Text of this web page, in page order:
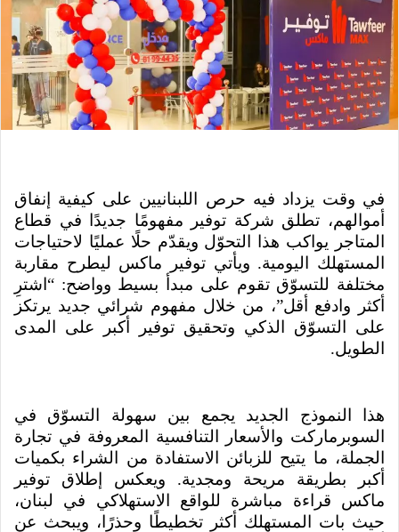
في وقت يزداد فيه حرص اللبنانيين على كيفية إنفاق
أموالهم، تطلق شركة توفير مفهومًا جديدًا في قطاع
المتاجر يواكب هذا التحوّل ويقدّم حلًا عمليًا لاحتياجات
المستهلك اليومية. ويأتي توفير ماكس ليطرح مقاربة
مختلفة للتسوّق تقوم على مبدأ بسيط وواضح: “اشترِ
أكثر وادفع أقل”، من خلال مفهوم شرائي جديد يرتكز
على التسوّق الذكي وتحقيق توفير أكبر على المدى
الطويل.
هذا النموذج الجديد يجمع بين سهولة التسوّق في
السوبرماركت والأسعار التنافسية المعروفة في تجارة
الجملة، ما يتيح للزبائن الاستفادة من الشراء بكميات
أكبر بطريقة مريحة ومجدية. ويعكس إطلاق توفير
ماكس قراءة مباشرة للواقع الاستهلاكي في لبنان،
حيث بات المستهلك أكثر تخطيطًا وحذرًا، ويبحث عن